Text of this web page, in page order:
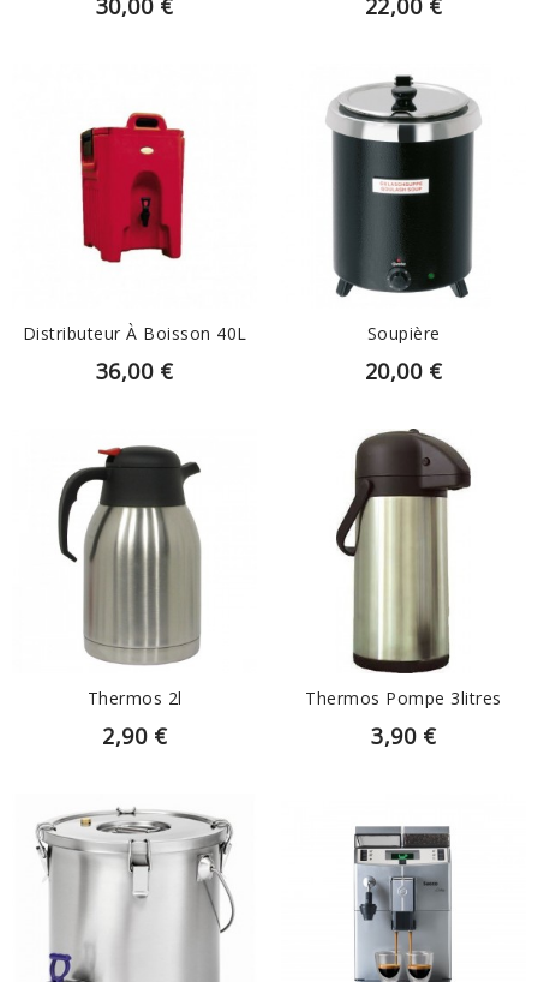
30,00 € 22,00 €
EN SAVOIR PLUS
Distributeur À Boisson 40L
36,00 €
Soupière
20,00 €
Thermos 2l
2,90 €
EN SAVOIR PLUS
Thermos Pompe 3litres
3,90 €
EN SAVOIR PLUS EN SAVOIR PLUS